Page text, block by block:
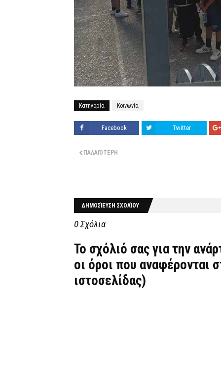
Κατηγορία Κοινωνία
Facebook Twitter
ΠΑΛΑΙΌΤΕΡΗ
ΔΗΜΟΣΊΕΥΣΗ ΣΧΟΛΊΟΥ
0 Σχόλια
Το σχόλιό σας για την
οι όροι που αναφέρονται
ιστοσελίδας)